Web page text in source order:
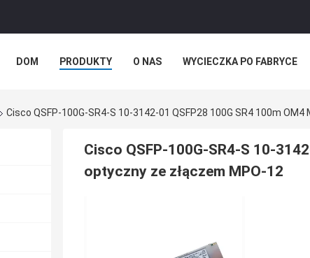
DOM PRODUKTY O NAS WYCIECZKA PO FABRYCE
Cisco QSFP-100G-SR4-S 10-3142-01 QSFP28 100G SR4 100m
Cisco QSFP-100G-SR4-S 10-
optyczny ze złączem MPO-12